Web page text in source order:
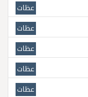
عظات
عظات
عظات
عظات
عظات